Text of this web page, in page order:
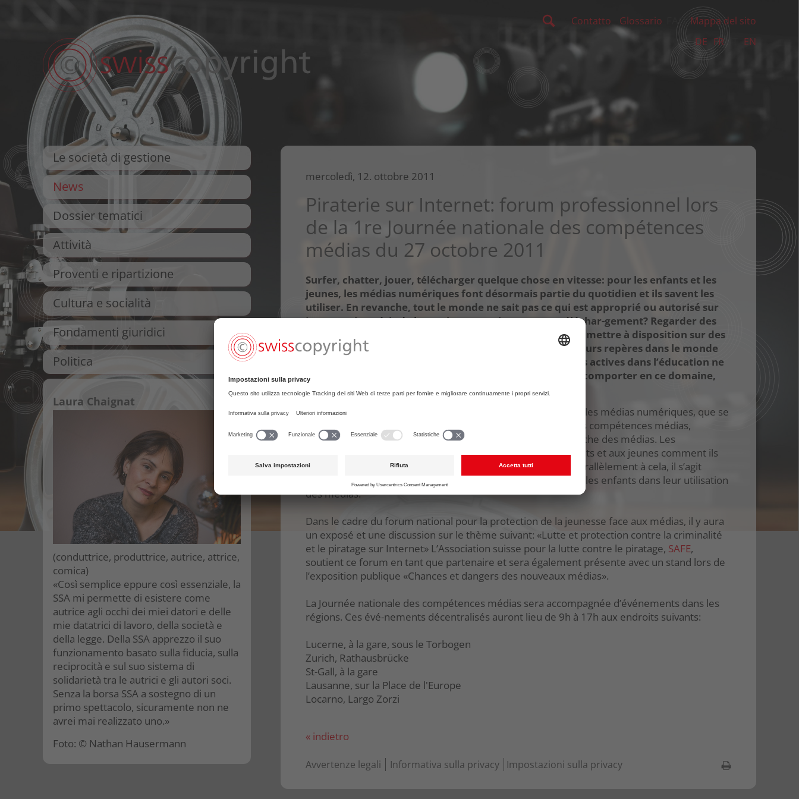
Contatto Glossario FAQ Mappa del sito
DE FR EN
mercoledì, 12. ottobre 2011
Piraterie sur Internet: forum professionnel lors
de la 1re Journée nationale des compétences
médias du 27 octobre 2011
Surfer, chatter, jouer, télécharger quelque chose en vitesse: pour les enfants et les
jeunes, les médias numériques font désormais partie du quotidien et ils savent les
utiliser. En revanche, tout le monde ne sait pas ce qui est approprié ou autorisé sur
Internet. Acquérir de la musique gratuitement par téléchar-gement? Regarder des
films et des séries TV gratuitement? Ripper des CD et les mettre à disposition sur des
bourses d'échange? Même les adultes perdent parfois leurs repères dans le monde
rapide des réseaux. Alors, si mêmes certaines personnes actives dans l’éducation ne
savent pas précisément comment les jeunes doivent se comporter en ce domaine,
qui est à même de fixer les règles?
C’est pour répondre à des questions de ce type, en lien avec les médias numériques, que se
tiendra le 27 oc-tobre à Fribourg la 1re Journée nationale des compétences médias,
organisée par la Confédération en collaboration avec la branche des médias. Les
événements publics ont pour objectifs de montrer aux enfants et aux jeunes comment ils
peuvent utiliser Internet de manière sûre et responsable. Parallèlement à cela, il s’agit
d’inciter les parents, enseignants et accompagnants à guider les enfants dans leur utilisation
des médias.
Dans le cadre du forum national pour la protection de la jeunesse face aux médias, il y aura
un exposé et une discussion sur le thème suivant: «Lutte et protection contre la criminalité
et le piratage sur Internet» L’Association suisse pour la lutte contre le piratage, SAFE,
soutient ce forum en tant que partenaire et sera également présente avec un stand lors de
l’exposition publique «Chances et dangers des nouveaux médias».
La Journée nationale des compétences médias sera accompagnée d’événements dans les
régions. Ces évé-nements décentralisés auront lieu de 9h à 17h aux endroits suivants:
Lucerne, à la gare, sous le Torbogen
Zurich, Rathausbrücke
St-Gall, à la gare
Lausanne, sur la Place de l'Europe
Locarno, Largo Zorzi
« indietro
Avvertenze legali Informativa sulla privacy Impostazioni sulla privacy
Le società di gestione
News
Dossier tematici
Attività
Proventi e ripartizione
Cultura e socialità
Fondamenti giuridici
Politica
Laura Chaignat
(conduttrice, produttrice, autrice, attrice,
comica)
«Così semplice eppure così essenziale, la
SSA mi permette di esistere come
autrice agli occhi dei miei datori e delle
mie datatrici di lavoro, della società e
della legge. Della SSA apprezzo il suo
funzionamento basato sulla fiducia, sulla
reciprocità e sul suo sistema di
solidarietà tra le autrici e gli autori soci.
Senza la borsa SSA a sostegno di un
primo spettacolo, sicuramente non ne
avrei mai realizzato uno.»
Foto: © Nathan Hausermann